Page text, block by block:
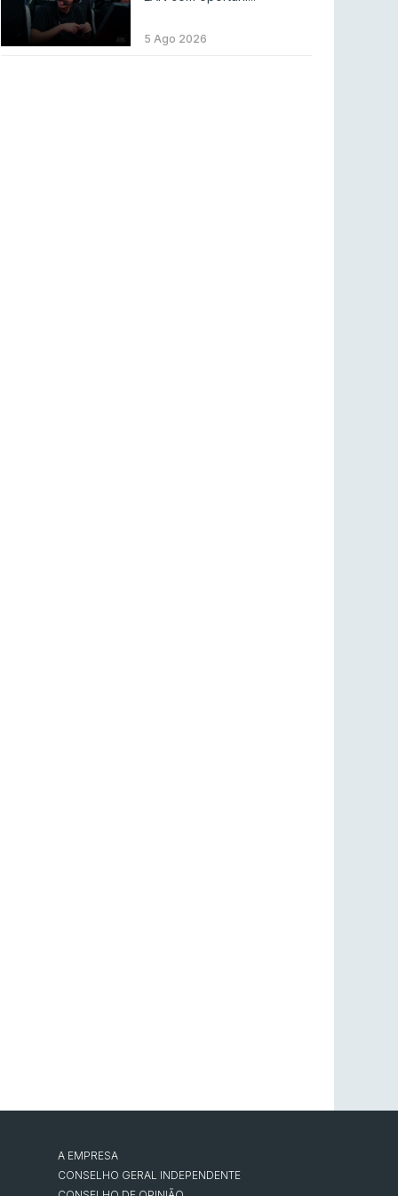
MOUZ surpreende Spirit para vencer BLAST
Bounty
5 Ago 2026
A EMPRESA
CONSELHO GERAL INDEPENDENTE